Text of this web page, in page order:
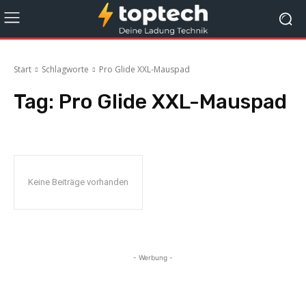
Start Schlagworte Pro Glide XXL-Mauspad
Tag: Pro Glide XXL-Mauspad
Keine Beiträge vorhanden
- Werbung -